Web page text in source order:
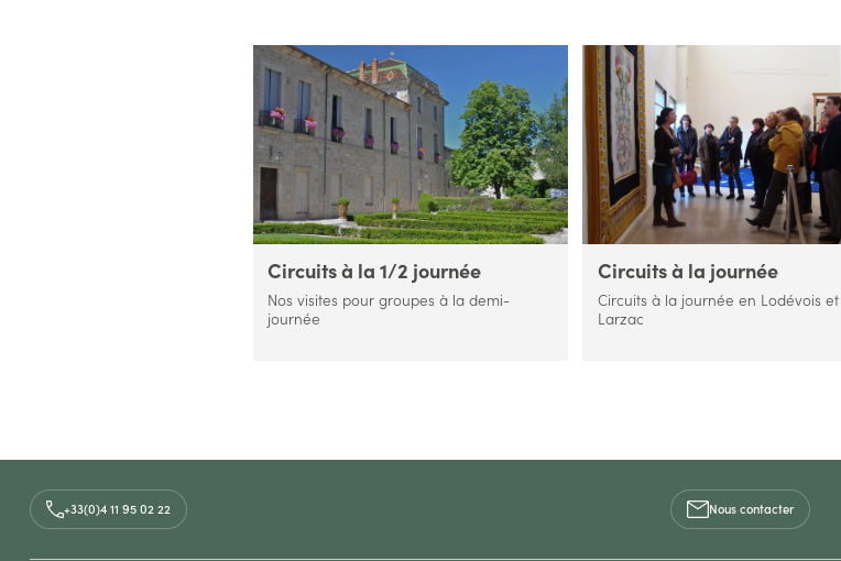
Circuits à la 1/2 journée
Nos visites pour groupes à la demi-
journée
Circuits à la journée
Circuits à la journée en Lodévois et
Larzac
+33(0)4 11 95 02 22 Nous contacter